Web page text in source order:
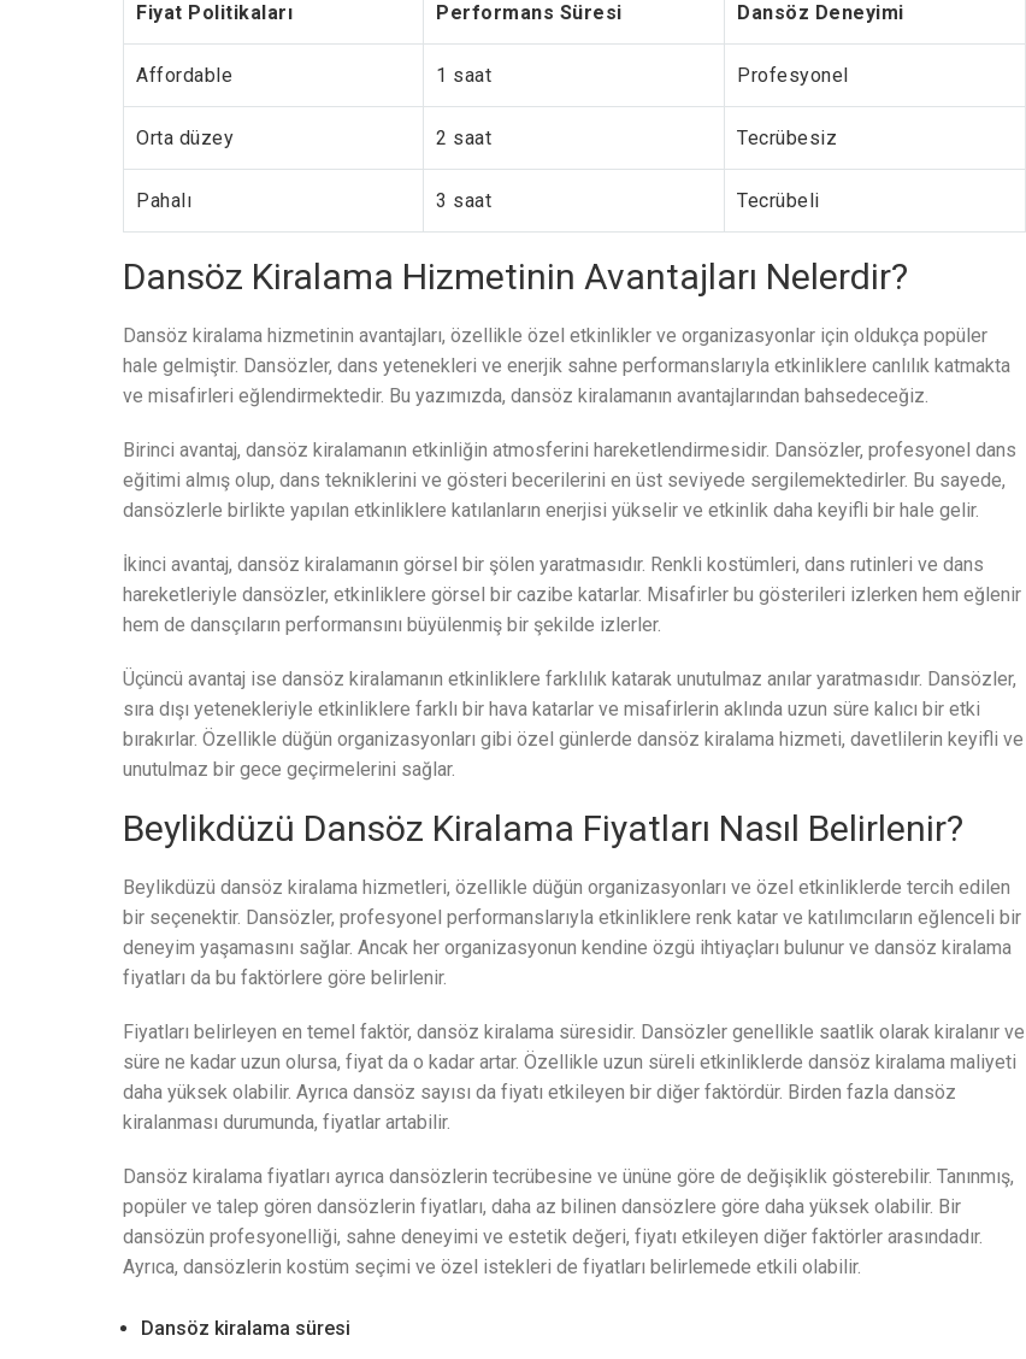
Fiyat Politikaları Performans Süresi Dansöz Deneyimi
Affordable 1 saat Profesyonel
Orta düzey 2 saat Tecrübesiz
Pahalı 3 saat Tecrübeli
Dansöz Kiralama Hizmetinin Avantajları Nelerdir?
Dansöz kiralama hizmetinin avantajları, özellikle özel etkinlikler ve organizasyonlar için oldukça popüler
hale gelmiştir. Dansözler, dans yetenekleri ve enerjik sahne performanslarıyla etkinliklere canlılık katmakta
ve misafirleri eğlendirmektedir. Bu yazımızda, dansöz kiralamanın avantajlarından bahsedeceğiz.
Birinci avantaj, dansöz kiralamanın etkinliğin atmosferini hareketlendirmesidir. Dansözler, profesyonel dans
eğitimi almış olup, dans tekniklerini ve gösteri becerilerini en üst seviyede sergilemektedirler. Bu sayede,
dansözlerle birlikte yapılan etkinliklere katılanların enerjisi yükselir ve etkinlik daha keyifli bir hale gelir.
İkinci avantaj, dansöz kiralamanın görsel bir şölen yaratmasıdır. Renkli kostümleri, dans rutinleri ve dans
hareketleriyle dansözler, etkinliklere görsel bir cazibe katarlar. Misafirler bu gösterileri izlerken hem eğlenir
hem de dansçıların performansını büyülenmiş bir şekilde izlerler.
Üçüncü avantaj ise dansöz kiralamanın etkinliklere farklılık katarak unutulmaz anılar yaratmasıdır. Dansözler,
sıra dışı yetenekleriyle etkinliklere farklı bir hava katarlar ve misafirlerin aklında uzun süre kalıcı bir etki
bırakırlar. Özellikle düğün organizasyonları gibi özel günlerde dansöz kiralama hizmeti, davetlilerin keyifli ve
unutulmaz bir gece geçirmelerini sağlar.
Beylikdüzü Dansöz Kiralama Fiyatları Nasıl Belirlenir?
Beylikdüzü dansöz kiralama hizmetleri, özellikle düğün organizasyonları ve özel etkinliklerde tercih edilen
bir seçenektir. Dansözler, profesyonel performanslarıyla etkinliklere renk katar ve katılımcıların eğlenceli bir
deneyim yaşamasını sağlar. Ancak her organizasyonun kendine özgü ihtiyaçları bulunur ve dansöz kiralama
fiyatları da bu faktörlere göre belirlenir.
Fiyatları belirleyen en temel faktör, dansöz kiralama süresidir. Dansözler genellikle saatlik olarak kiralanır ve
süre ne kadar uzun olursa, fiyat da o kadar artar. Özellikle uzun süreli etkinliklerde dansöz kiralama maliyeti
daha yüksek olabilir. Ayrıca dansöz sayısı da fiyatı etkileyen bir diğer faktördür. Birden fazla dansöz
kiralanması durumunda, fiyatlar artabilir.
Dansöz kiralama fiyatları ayrıca dansözlerin tecrübesine ve ününe göre de değişiklik gösterebilir. Tanınmış,
popüler ve talep gören dansözlerin fiyatları, daha az bilinen dansözlere göre daha yüksek olabilir. Bir
dansözün profesyonelliği, sahne deneyimi ve estetik değeri, fiyatı etkileyen diğer faktörler arasındadır.
Ayrıca, dansözlerin kostüm seçimi ve özel istekleri de fiyatları belirlemede etkili olabilir.
Dansöz kiralama süresi